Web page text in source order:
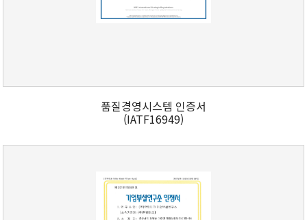
품질경영시스템 인증서
(IATF16949)